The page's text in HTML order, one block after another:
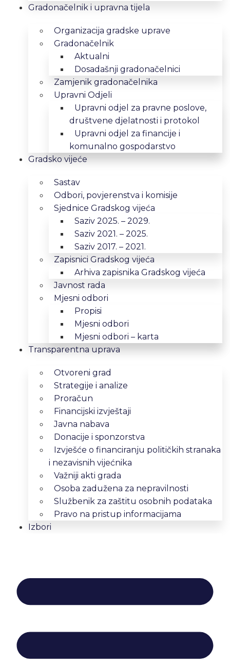
Gradonačelnik i upravna tijela
Organizacija gradske uprave
Gradonačelnik
Aktualni
Dosadašnji gradonačelnici
Zamjenik gradonačelnika
Upravni Odjeli
Upravni odjel za pravne poslove,
društvene djelatnosti i protokol
Upravni odjel za financije i
komunalno gospodarstvo
Gradsko vijeće
Sastav
Odbori, povjerenstva i komisije
Sjednice Gradskog vijeća
Saziv 2025. – 2029.
Saziv 2021. – 2025.
Saziv 2017. – 2021.
Zapisnici Gradskog vijeća
Arhiva zapisnika Gradskog vijeća
Javnost rada
Mjesni odbori
Propisi
Mjesni odbori
Mjesni odbori – karta
Transparentna uprava
Otvoreni grad
Strategije i analize
Proračun
Financijski izvještaji
Javna nabava
Donacije i sponzorstva
Izvješće o financiranju političkih stranaka
i nezavisnih vijećnika
Važniji akti grada
Osoba zadužena za nepravilnosti
Službenik za zaštitu osobnih podataka
Pravo na pristup informacijama
Izbori